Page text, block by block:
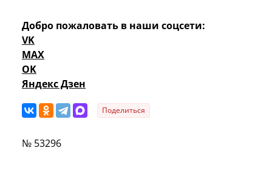
Добро пожаловать в наши соцсети:
VK
MAX
OK
Яндекс Дзен
Поделиться
№ 53296